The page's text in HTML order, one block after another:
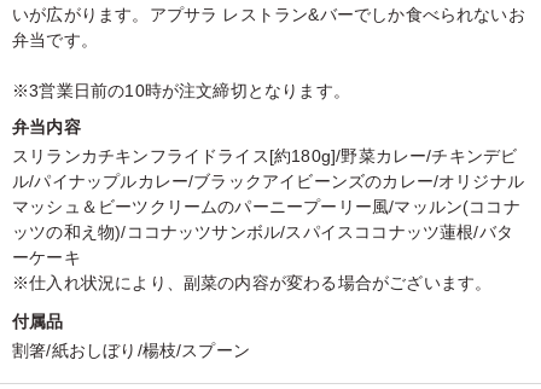
いが広がります。アプサラ レストラン&バーでしか食べられないお
弁当です。
※3営業日前の10時が注文締切となります。
弁当内容
スリランカチキンフライドライス[約180g]/野菜カレー/チキンデビ
ル/パイナップルカレー/ブラックアイビーンズのカレー/オリジナル
マッシュ＆ビーツクリームのパーニープーリー風/マッルン(ココナ
ッツの和え物)/ココナッツサンボル/スパイスココナッツ蓮根/バタ
ーケーキ
※仕入れ状況により、副菜の内容が変わる場合がございます。
付属品
割箸/紙おしぼり/楊枝/スプーン